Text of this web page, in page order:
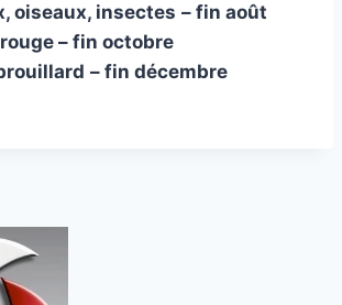
oiseaux, insectes – fin août
– fin octobre
– fin décembre